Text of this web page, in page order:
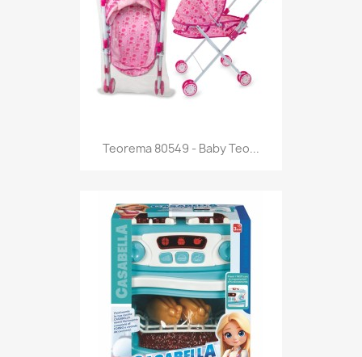
Anteprima
Teorema 80549 - Baby Teo...